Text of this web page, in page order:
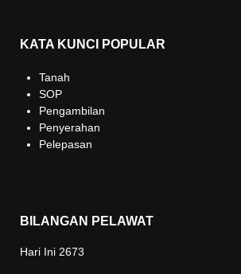
KATA KUNCI POPULAR
Tanah
SOP
Pengambilan
Penyerahan
Pelepasan
BILANGAN PELAWAT
Hari Ini 2673